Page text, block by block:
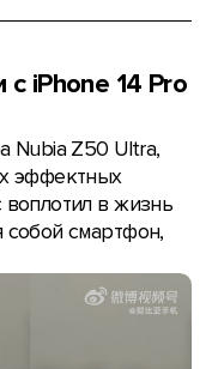
iPhone 14 Pro
Nubia Z50 Ultra,
эффектных
в жизнь
собой смартфон,